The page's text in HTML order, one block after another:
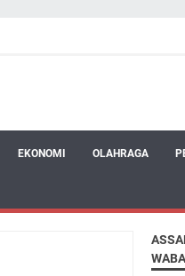
EKONOMI OLAHRAGA